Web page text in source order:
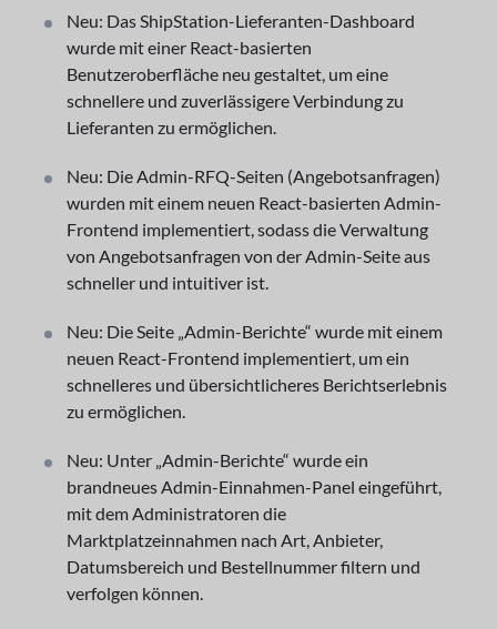
Neu: Das ShipStation-Lieferanten-Dashboard
wurde mit einer React-basierten
Benutzeroberfläche neu gestaltet, um eine
schnellere und zuverlässigere Verbindung zu
Lieferanten zu ermöglichen.
Neu: Die Admin-RFQ-Seiten (Angebotsanfragen)
wurden mit einem neuen React-basierten Admin-
Frontend implementiert, sodass die Verwaltung
von Angebotsanfragen von der Admin-Seite aus
schneller und intuitiver ist.
Neu: Die Seite „Admin-Berichte“ wurde mit einem
neuen React-Frontend implementiert, um ein
schnelleres und übersichtlicheres Berichtserlebnis
zu ermöglichen.
Neu: Unter „Admin-Berichte“ wurde ein
brandneues Admin-Einnahmen-Panel eingeführt,
mit dem Administratoren die
Marktplatzeinnahmen nach Art, Anbieter,
Datumsbereich und Bestellnummer filtern und
verfolgen können.